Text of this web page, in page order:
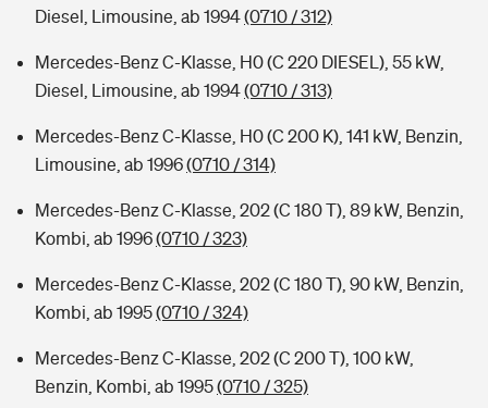
Diesel, Limousine, ab 1994(0710 / 312)
Mercedes-Benz C-Klasse, H0 (C 220 DIESEL), 55 kW,
Diesel, Limousine, ab 1994(0710 / 313)
Mercedes-Benz C-Klasse, H0 (C 200 K), 141 kW, Benzin,
Limousine, ab 1996(0710 / 314)
Mercedes-Benz C-Klasse, 202 (C 180 T), 89 kW, Benzin,
Kombi, ab 1996(0710 / 323)
Mercedes-Benz C-Klasse, 202 (C 180 T), 90 kW, Benzin,
Kombi, ab 1995(0710 / 324)
Mercedes-Benz C-Klasse, 202 (C 200 T), 100 kW,
Benzin, Kombi, ab 1995(0710 / 325)